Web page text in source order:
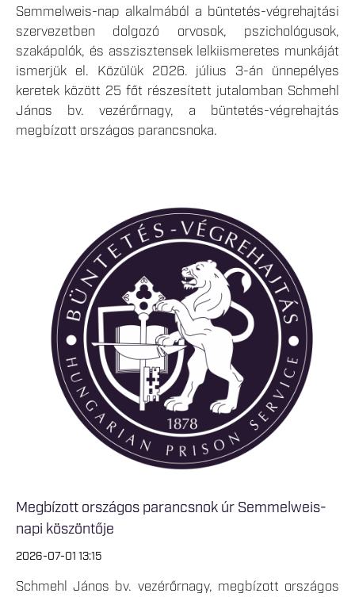
Semmelweis-nap alkalmából a büntetés-végrehajtási
szervezetben dolgozó orvosok, pszichológusok,
szakápolók, és asszisztensek lelkiismeretes munkáját
ismerjük el. Közülük 2026. július 3-án ünnepélyes
keretek között 25 főt részesített jutalomban Schmehl
János bv. vezérőrnagy, a büntetés-végrehajtás
megbízott országos parancsnoka.
Megbízott országos parancsnok úr Semmelweis-
napi köszöntője
2026-07-01 13:15
Schmehl János bv. vezérőrnagy, megbízott országos